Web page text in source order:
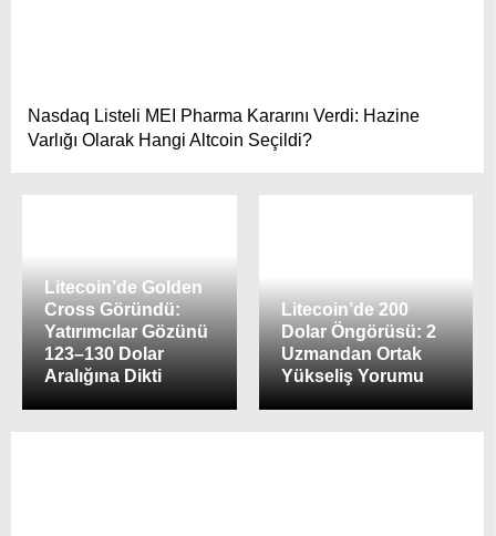
Nasdaq Listeli MEI Pharma Kararını Verdi: Hazine
Varlığı Olarak Hangi Altcoin Seçildi?
Litecoin’de Golden
Cross Göründü:
Yatırımcılar Gözünü
123–130 Dolar
Aralığına Dikti
Litecoin’de 200
Dolar Öngörüsü: 2
Uzmandan Ortak
Yükseliş Yorumu